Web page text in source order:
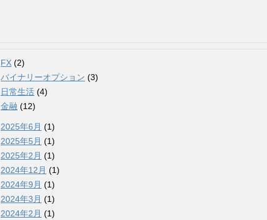
FX (2)
バイナリーオプション (3)
日常生活 (4)
金融 (12)
2025年6月 (1)
2025年5月 (1)
2025年2月 (1)
2024年12月 (1)
2024年9月 (1)
2024年3月 (1)
2024年2月 (1)